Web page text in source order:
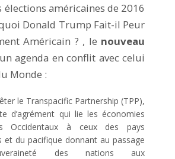
américaines de 2016
Donald Trump Fait-il Peur
Américain ? , le nouveau
agenda en conflit avec celui
Monde :
le Transpacific Partnership (TPP),
d’agrément qui lie les économies
Occidentaux à ceux des pays
et du pacifique donnant au passage
des nations aux